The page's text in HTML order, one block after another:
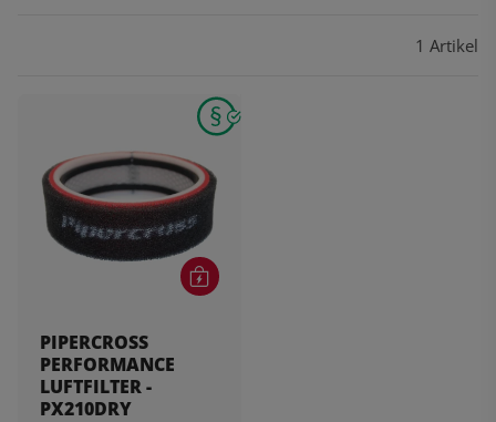
1 Artikel
PIPERCROSS
PERFORMANCE
LUFTFILTER -
PX210DRY